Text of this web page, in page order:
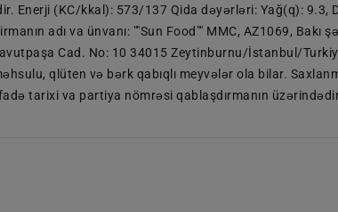
Enerji (KC/kkal): 573/137 Qida dəyərləri: Yağ(q): 9.3,
adı va ünvanı: ""Sun Food"" MMC, AZ1069, Bakı
Cad. No: 10 34015 Zeytinburnu/İstanbul/
qlüten və bərk qabıqlı meyvələr ola bilar.
tarixi va partiya nömrəsi qablaşdırmanın